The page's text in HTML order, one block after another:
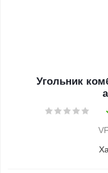
Угольник